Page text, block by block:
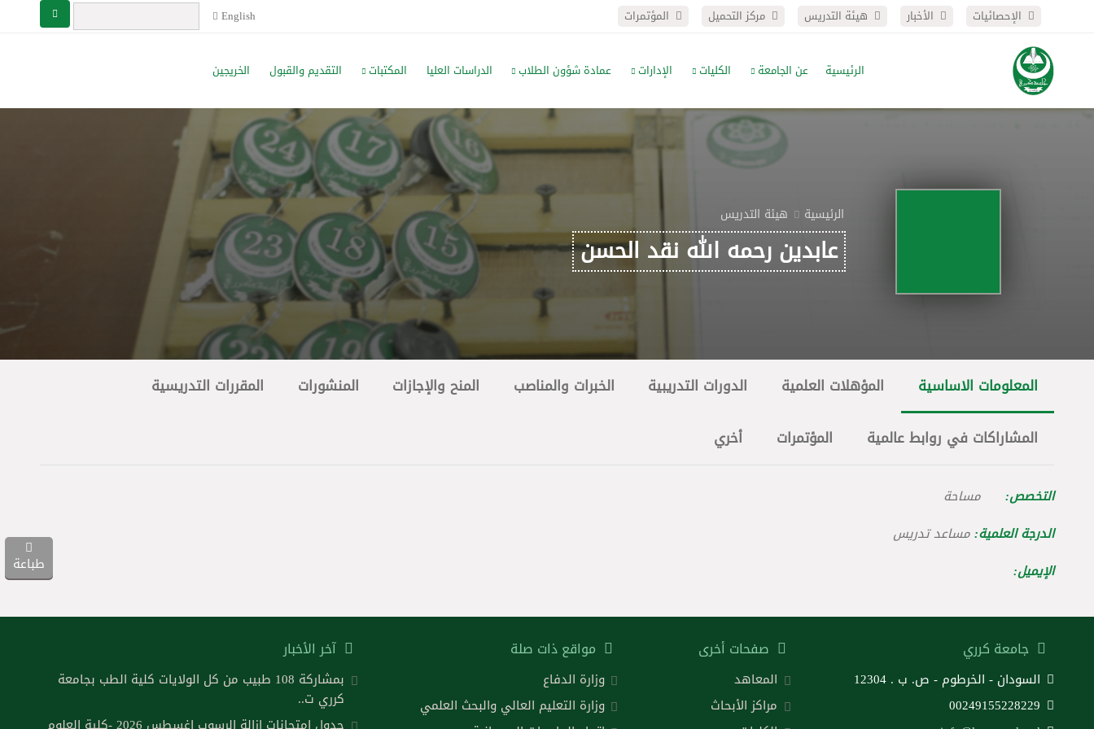
الإحصائيات الأخبار هيئة التدريس مركز التحميل المؤتمرات English
الرئيسية عن الجامعة الكليات الإدارات عمادة شؤون الطلاب الدراسات العليا المكتبات التقديم والقبول الخريجين
طباعة
الرئيسية هيئة التدريس
عابدين رحمه الله نقد الحسن
المعلومات الاساسية المؤهلات العلمية الدورات التدريبية الخبرات والمناصب المنح والإجازات المنشورات المقررات التدريسية
المشاراكات في روابط عالمية المؤتمرات أخري
التخصص:
مساحة
الدرجة العلمية:مساعد تدريس
الإيميل:
جامعة كرري
السودان - الخرطوم - ص. ب . 12304
00249155228229
صفحات أخرى
المعاهد
مراكز الأبحاث
مواقع ذات صلة
وزارة الدفاع
وزارة التعليم العالي والبحث العلمي
آخر الأخبار
بمشاركة 108 طبيب من كل الولايات كلية الطب بجامعة
كرري ت..